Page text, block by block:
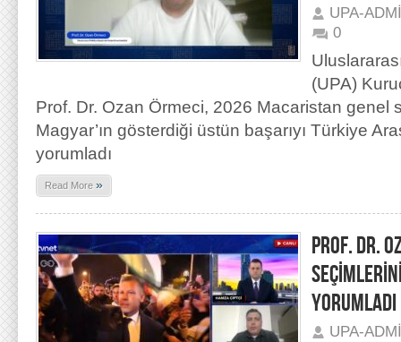
UPA-
0
(UPA)
Prof. Dr. Ozan Örmeci, 2026 Macaristan genel
Magyar’ın gösterdiği üstün başarıyı Türkiye
yorumladı
Read More »
PROF. DR.
YORUMLADI
UPA-